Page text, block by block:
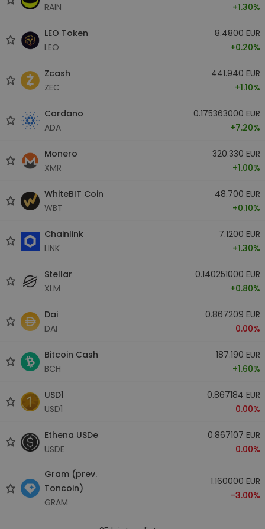
RAIN
+1.30%
LEO Token
LEO
8.4800 EUR
+0.20%
Zcash
ZEC
441.940 EUR
+1.10%
Cardano
ADA
0.175363000 EUR
+7.20%
Monero
XMR
320.330 EUR
+1.00%
WhiteBIT Coin
WBT
48.700 EUR
+0.10%
Chainlink
LINK
7.1200 EUR
+1.30%
Stellar
XLM
0.140251000 EUR
+0.80%
Dai
DAI
0.867209 EUR
0.00%
Bitcoin Cash
BCH
187.190 EUR
+1.60%
USD1
USD1
0.867184 EUR
0.00%
Ethena USDe
USDE
0.867107 EUR
0.00%
Gram (prev.
Toncoin)
GRAM
1.160000 EUR
-3.00%